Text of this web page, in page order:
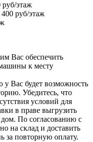
этаж
руб/этаж
Вас обеспечить
к месту
у Вас будет возможность
Убедитесь, что
условий для
в праве выгрузить
дом. По согласованию с
на склад и доставить
за повторную оплату.